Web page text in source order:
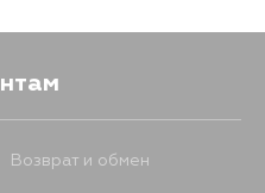
Возврат и обмен